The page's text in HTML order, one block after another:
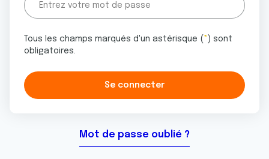
Tous les champs marqués d'un astérisque ( * ) sont
obligatoires.
Mot de passe oublié ?